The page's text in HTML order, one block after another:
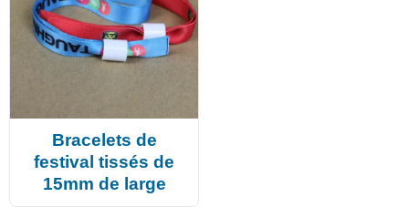
Bracelets de
festival tissés de
15mm de large